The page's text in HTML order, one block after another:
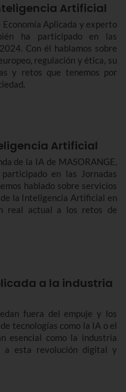
Artificial
Aplicada y experto
ha participado en las
Con él hablamos sobre
regulación y ética, su
y retos que tenemos por
Artificial
de la IA de MASORANGE,
en las Jornadas
hablado sobre servicios
la Inteligencia Artificial en
real actual a los retos de
a la industria
fuera del empuje y los
tecnologías como la IA o el
esencial como la industria
a esta revolución digital y